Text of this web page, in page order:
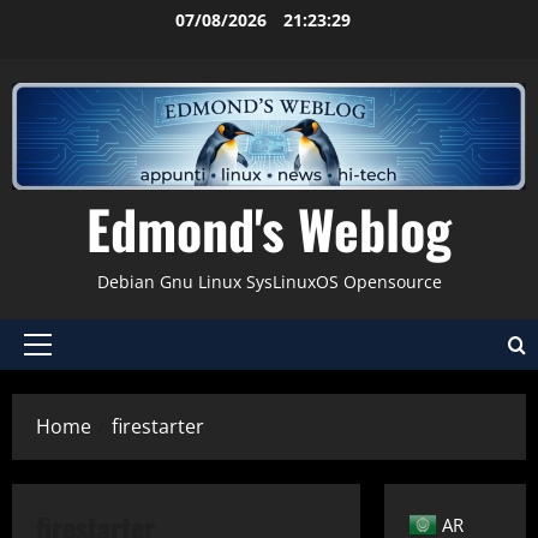
07/08/2026 21:23:30
Edmond's Weblog
Debian Gnu Linux SysLinuxOS Opensource
Menu
Home firestarter
AR